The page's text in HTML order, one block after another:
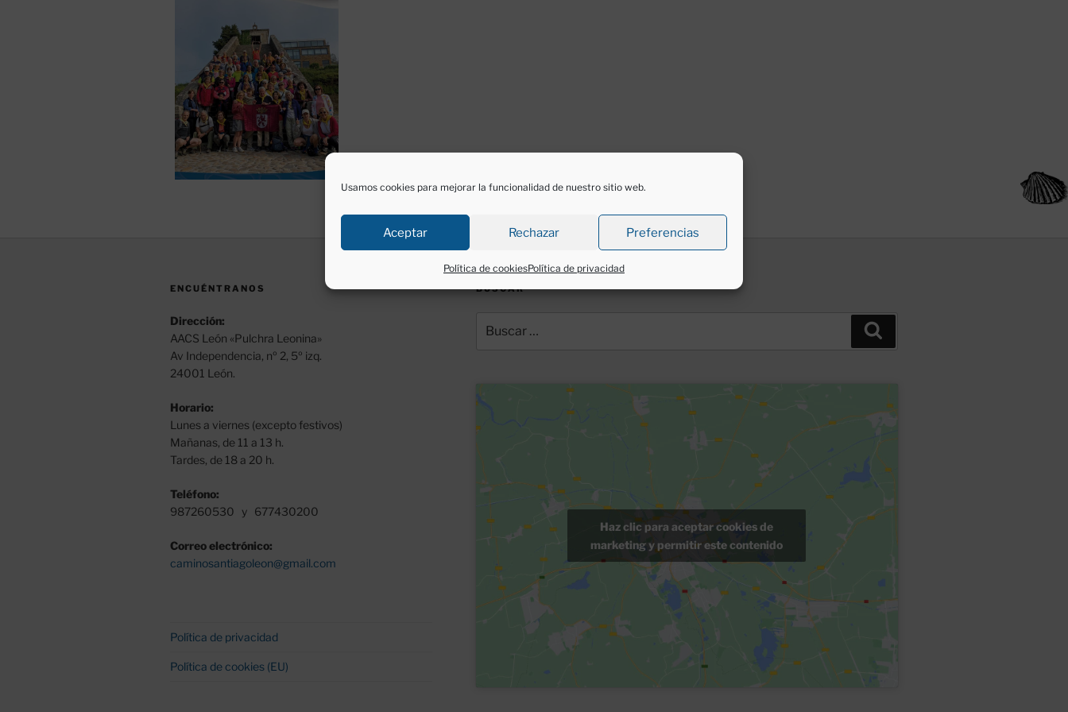
Usamos cookies para mejorar la funcionalidad de nuestro sitio web.
Aceptar Rechazar Preferencias
Política de cookiesPolítica de privacidad
ENCUÉNTRANOS
Dirección:
AACS León «Pulchra Leonina»
Av Independencia, nº 2, 5º izq.
24001 León.
Horario:
Lunes a viernes (excepto festivos)
Mañanas, de 11 a 13 h.
Tardes, de 18 a 20 h.
Teléfono:
987260530 y 677430200
Correo electrónico:
caminosantiagoleon@gmail.com
Política de privacidad
Política de cookies (EU)
BUSCAR
por:
Haz clic para aceptar cookies de
marketing y permitir este contenido